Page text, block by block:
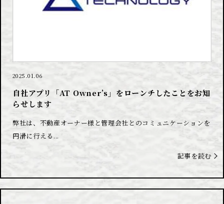
2025.01.06
自社アプリ「AT Owner’s」をローンチしたことをお知
らせします
弊社は、不動産オーナー様と管理会社とのコミュニケーションを
円滑に行える...
記事を読む